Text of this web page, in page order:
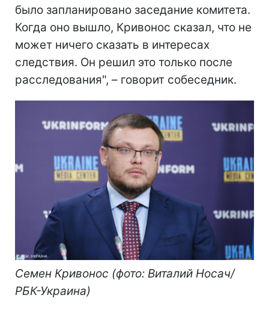
было запланировано заседание комитета.
Когда оно вышло, Кривонос сказал, что не
может ничего сказать в интересах
следствия. Он решил это только после
расследования", – говорит собеседник.
Семен Кривонос (фото: Виталий Носач/
РБК-Украина)